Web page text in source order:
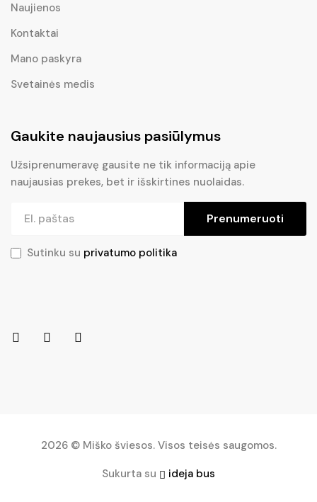
Naujienos
Kontaktai
Mano paskyra
Svetainės medis
Gaukite naujausius pasiūlymus
Užsiprenumeravę gausite ne tik informaciją apie
naujausias prekes, bet ir išskirtines nuolaidas.
Prenumeruoti
Sutinku su privatumo politika
2026 © Miško šviesos. Visos teisės saugomos.
Sukurta su
ideja bus